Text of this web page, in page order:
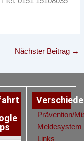
Nächster Beitrag →
Prävention/
Meldesystem
Links